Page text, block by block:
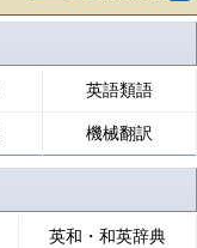
英語類語
機械翻訳
英和・和英辞典